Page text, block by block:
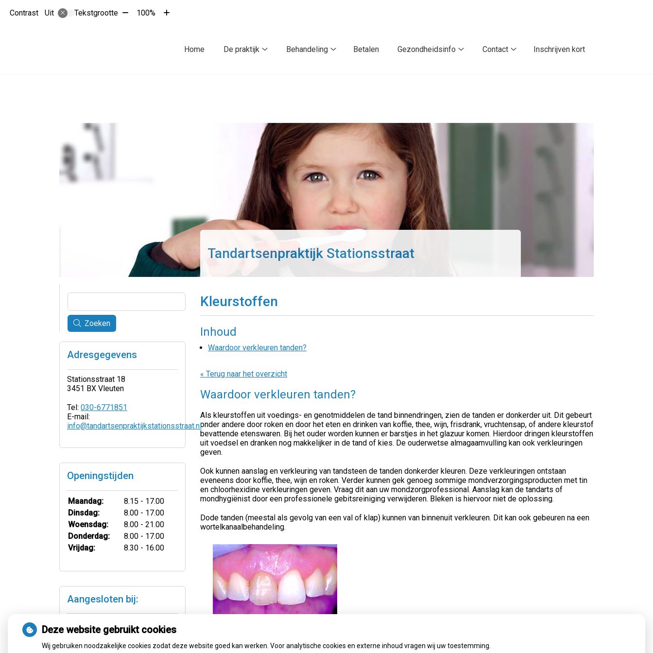
Contrast Uit Tekstgrootte Tekst100%
Tekst
Home
De praktijk
Behandeling
Betalen
Gezondheidsinfo
Contact
Inschrijven kort
Tandartsenpraktijk Stationsstraat
Kleurstoffen
Inhoud
Waardoor verkleuren tanden?
« Terug naar het overzicht
Waardoor verkleuren tanden?
Als kleurstoffen uit voedings- en genotmiddelen de tand binnendringen, zien de tanden er donkerder uit. Dit gebeurt
onder andere door roken en door het eten en drinken van koffie, thee, wijn, frisdrank, vruchtensap, of andere kleurstof
bevattende etenswaren. Bij het ouder worden kunnen er barstjes in het glazuur komen. Hierdoor dringen kleurstoffen
uit voedsel en dranken nog makkelijker in de tand of kies. De ouderwetse almagaamvulling kan ook verkleuringen
geven.
Ook kunnen aanslag en verkleuring van tandsteen de tanden donkerder kleuren. Deze verkleuringen ontstaan
eveneens door koffie, thee, wijn en roken. Verder kunnen gek genoeg sommige mondverzorgingsproducten met tin
en chloorhexidine verkleuringen geven. Vraag dit aan uw mondzorgprofessional. Aanslag kan de tandarts of
mondhygiënist door een professionele gebitsreiniging verwijderen. Bleken is hiervoor niet de oplossing.
Dode tanden (meestal als gevolg van een val of klap) kunnen van binnenuit verkleuren. Dit kan ook gebeuren na een
wortelkanaalbehandeling.
Zoeken
Adresgegevens
Stationsstraat 18
3451 BX Vleuten
Tel: 030-6771851
E-mail:
info@tandartsenpraktijkstationsstraat.nl
Openingstijden
Maandag:
8.15 - 17.00
Dinsdag:
8.00 - 17.00
Woensdag:
8.00 - 21.00
Donderdag:
8.00 - 17.00
Vrijdag:
8.30 - 16.00
Aangesloten bij:
Deze website gebruikt cookies
Wij gebruiken noodzakelijke cookies zodat deze website goed kan werken. Voor analytische cookies en externe inhoud vragen wij uw toestemming.